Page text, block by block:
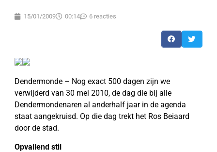
15/01/2009 00:14 6 reacties
Dendermonde – Nog exact 500 dagen zijn we
verwijderd van 30 mei 2010, de dag die bij alle
Dendermondenaren al anderhalf jaar in de agenda
staat aangekruisd. Op die dag trekt het Ros Beiaard
door de stad.
Opvallend stil